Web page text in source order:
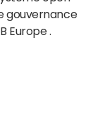
gouvernance
Europe .